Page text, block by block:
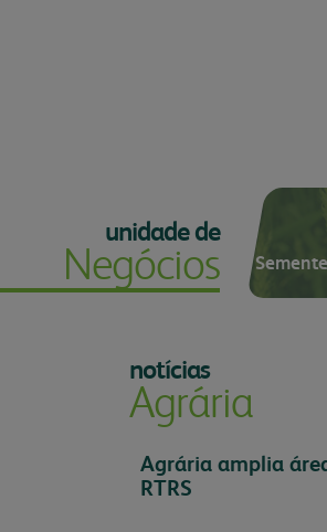
unidade de
Negócios
notícias
Agrária
Agrária amplia
RTRS